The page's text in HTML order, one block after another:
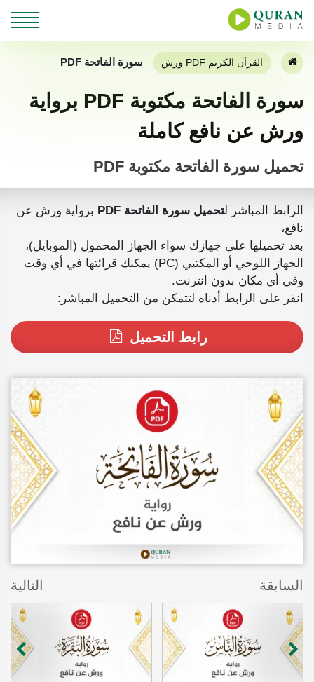
القرآن الكريم PDF ورش سورة الفاتحة PDF
سورة الفاتحة مكتوبة PDF برواية
ورش عن نافع كاملة
تحميل سورة الفاتحة مكتوبة PDF
الرابط المباشر لتحميل سورة الفاتحة PDF
برواية ورش عن
نافع،
بعد تحميلها على جهازك سواء الجهاز المحمول (الموبايل)،
الجهاز اللوحي أو المكتبي (PC) يمكنك قرائتها في أي وقت
وفي أي مكان بدون انترنت.
انقر على الرابط أدناه لتتمكن من التحميل المباشر:
رابط التحميل
السابقة التالية